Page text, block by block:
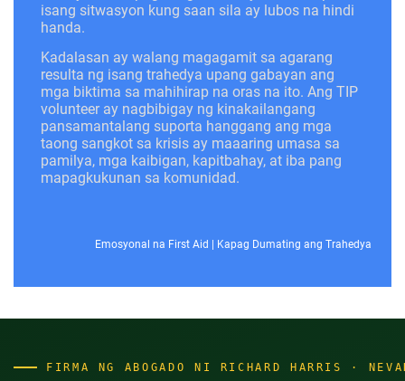
isang sitwasyon kung saan sila ay lubos na hindi
handa.
Kadalasan ay walang magagamit sa agarang
resulta ng isang trahedya upang gabayan ang
mga biktima sa mahihirap na oras na ito. Ang TIP
volunteer ay nagbibigay ng kinakailangang
pansamantalang suporta hanggang ang mga
taong sangkot sa krisis ay maaaring umasa sa
pamilya, mga kaibigan, kapitbahay, at iba pang
mapagkukunan sa komunidad.
Emosyonal na First Aid | Kapag Dumating ang Trahedya
FIRMA NG ABOGADO NI RICHARD HARRIS ·